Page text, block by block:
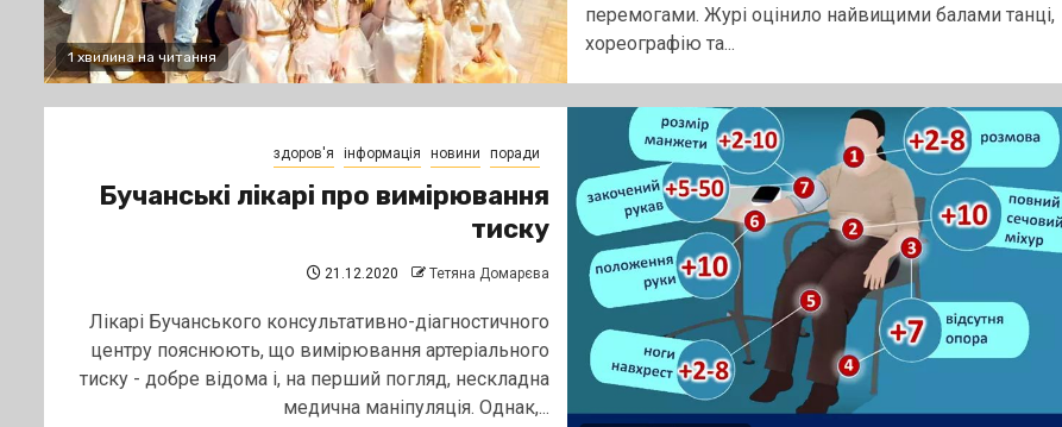
1 хвилина на читання
перемогами. Журі оцінило найвищими балами танці,
хореографію та...
здоров'я інформація новини поради
Бучанські лікарі про вимірювання
тиску
21.12.2020 Тетяна Домарєва
Лікарі Бучанського консультативно-діагностичного
центру пояснюють, що вимірювання артеріального
тиску - добре відома і, на перший погляд, нескладна
медична маніпуляція. Однак,...